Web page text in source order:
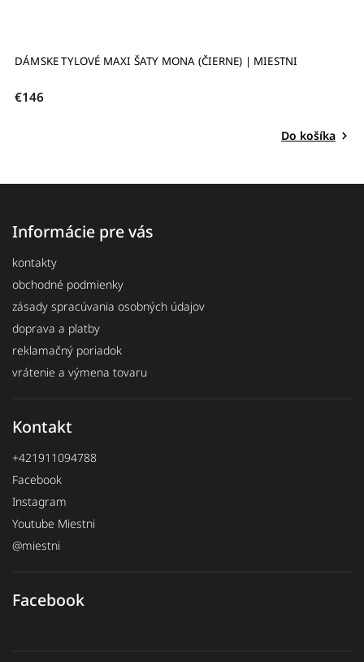
DÁMSKE TYLOVÉ MAXI ŠATY MONA (ČIERNE) | MIESTNI
€146
Do košíka
Informácie pre vás
kontakty
obchodné podmienky
zásady spracúvania osobných údajov
doprava a platby
reklamačný poriadok
vrátenie a výmena tovaru
Kontakt
+421911094788
Facebook
Instagram
Youtube Miestni
@miestni
Facebook